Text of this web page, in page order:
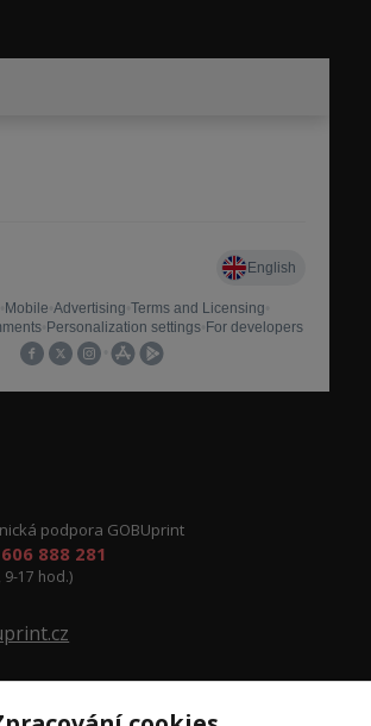
podpora GOBUprint
888 281
9-17 hod.)